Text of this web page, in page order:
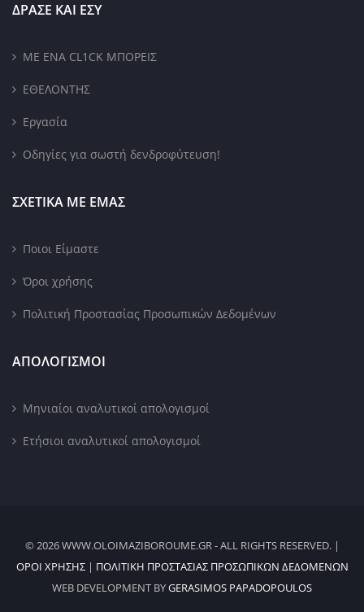
ΔΡΑΣΕ ΚΑΙ ΕΣΥ
ΜΕ ΕΝΑ CL1CK ΜΠΟΡΕΙΣ
ΕΘΕΛΟΝΤΗΣ
Εργασία
Οδηγίες για σωστή δενδροφύτευση!
ΣΧΕΤΙΚΑ ΜΕ ΕΜΑΣ
Ποιοι Είμαστε
Όροι χρήσης
Πολιτική Προστασίας Προσωπικών Δεδομένων
ΑΠΟΛΟΓΙΣΜΟΙ
Μηνιαίοι αναλυτικοί απολογισμοί
Ετήσιοι αναλυτικοί απολογισμοί
© 2026 WWW.OLOIMAZIBOROUME.GR - ALL RIGHTS RESERVED. |
ΌΡΟΙ ΧΡΉΣΗΣ| ΠΟΛΙΤΙΚΉ ΠΡΟΣΤΑΣΊΑΣ ΠΡΟΣΩΠΙΚΏΝ ΔΕΔΟΜΈΝΩΝ
WEB DEVELOPMENT BYGERASIMOS PAPADOPOULOS